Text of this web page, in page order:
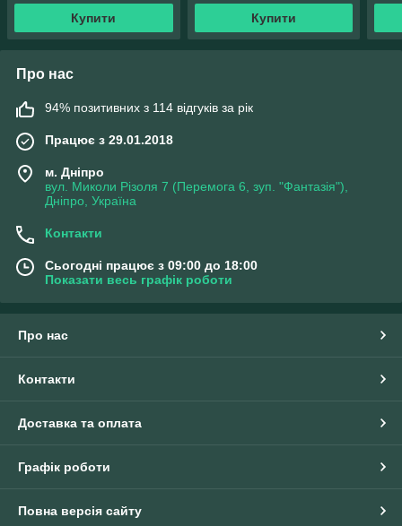
Купити Купити
Про нас
94% позитивних з 114 відгуків за рік
Працює з 29.01.2018
м. Дніпро
вул. Миколи Різоля 7 (Перемога 6, зуп. "Фантазія"),
Дніпро, Україна
Контакти
Сьогодні працює з 09:00 до 18:00
Показати весь графік роботи
Про нас
Контакти
Доставка та оплата
Графік роботи
Повна версія сайту